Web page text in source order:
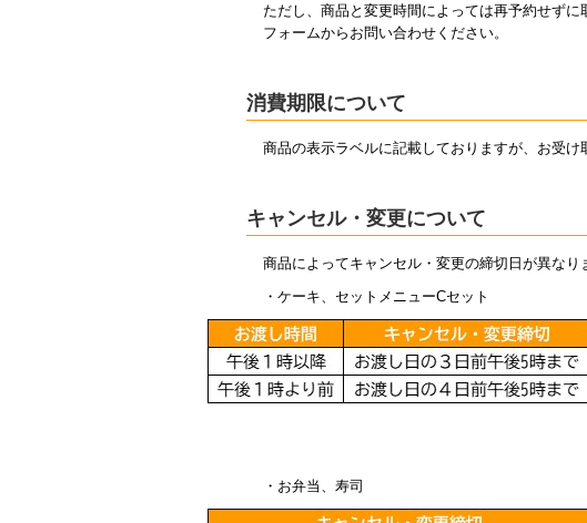
ただし、商品と変更時間によっては再予約せず
フォームからお問い合わせください。
消費期限について
商品の表示ラベルに記載しておりますが、お受け
キャンセル・変更について
商品によってキャンセル・変更の締切日が異なり
・ケーキ、セットメニューCセット
・お弁当、寿司